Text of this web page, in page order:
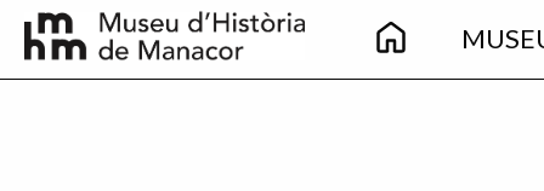
Skip to main content
Main
navigation